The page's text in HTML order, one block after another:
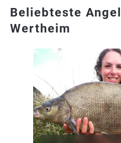
Beliebteste
Wertheim